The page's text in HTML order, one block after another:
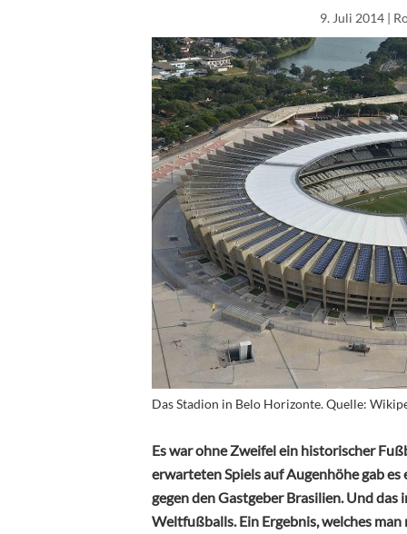
9. Juli 2014|
Das Stadion in Belo Horizonte. Quelle:
Es war ohne Zweifel ein historischer
erwarteten Spiels auf Augenhöhe gab
gegen den Gastgeber Brasilien. Und
Weltfußballs. Ein Ergebnis, welches